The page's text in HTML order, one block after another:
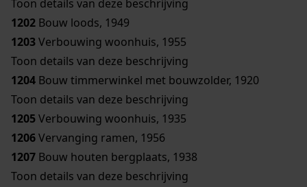
Toon details van deze beschrijving
1202 Bouw loods, 1949
1203Verbouwing woonhuis, 1955
Toon details van deze beschrijving
1204 Bouw timmerwinkel met bouwzolder, 1920
Toon details van deze beschrijving
1205Verbouwing woonhuis, 1935
1206Vervanging ramen, 1956
1207 Bouw houten bergplaats, 1938
Toon details van deze beschrijving